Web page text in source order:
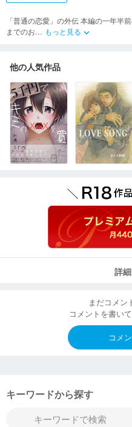
「普通の恋愛」の外伝 本編の一年半
までのお… もっと見る keyboard_arrow_down
他の人気作品
詳
まだコメン
コメントを書い
コメ
キーワードから探す